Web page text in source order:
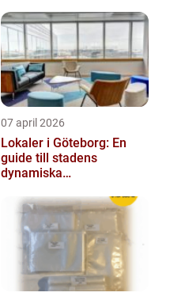
07 april 2026
Lokaler i Göteborg: En
guide till stadens
dynamiska